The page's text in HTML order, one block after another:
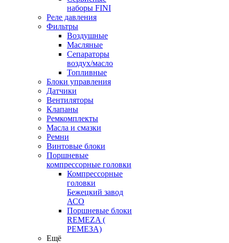
наборы FINI
Реле давления
Фильтры
Воздушные
Масляные
Сепараторы
воздух/масло
Топливные
Блоки управления
Датчики
Вентиляторы
Клапаны
Ремкомплекты
Масла и смазки
Ремни
Винтовые блоки
Поршневые
компрессорные головки
Компрессорные
головки
Бежецкий завод
АСО
Поршневые блоки
REMEZA (
РЕМЕЗА)
Ещё